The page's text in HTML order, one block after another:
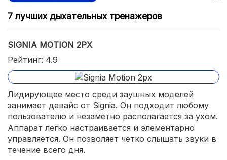
7 лучших дыхательных тренажеров
SIGNIA MOTION 2PX
Рейтинг: 4.9
Лидирующее место среди заушных моделей
занимает девайс от Signia. Он подходит любому
пользователю и незаметно располагается за ухом.
Аппарат легко настраивается и элементарно
управляется. Он позволяет четко слышать звуки в
течение всего дня.